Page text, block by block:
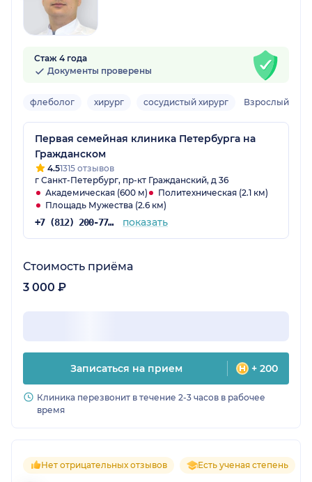
Стаж 4 года
Документы проверены
флеболог хирург сосудистый хирург Взрослый
Первая семейная клиника Петербурга на
Гражданском
4.51315 отзывов
г Санкт-Петербург, пр-кт Гражданский, д 36
Академическая (600 м)
Политехническая (2.1 км)
Площадь Мужества (2.6 км)
+7 (812) 200-77-54 показать
Стоимость приёма
3 000 ₽
Записаться на прием + 200
Клиника перезвонит в течение 2-3 часов в рабочее
время
Нет отрицательных отзывов Есть ученая степень